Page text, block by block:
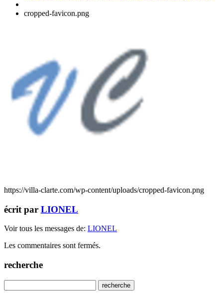
cropped-favicon.png
https://villa-clarte.com/wp-content/uploads/cropped-favicon.png
écrit par LIONEL
Voir tous les messages de: LIONEL
Les commentaires sont fermés.
recherche